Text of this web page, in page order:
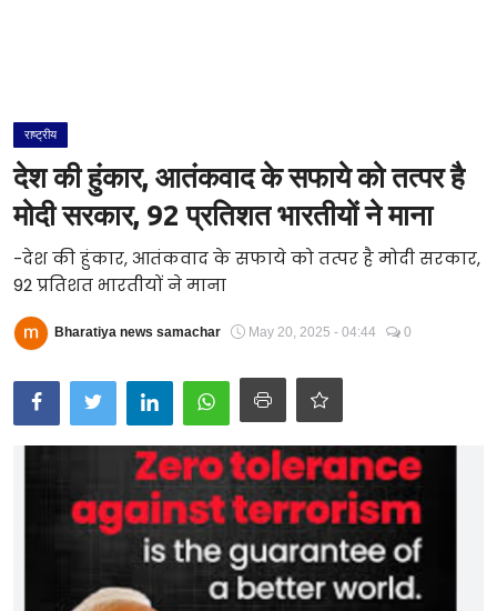
जानकारियाँ
मनोरंजन
Technology
राष्ट्रीय
देश की हुंकार, आतंकवाद के सफाये को तत्पर है
मोदी सरकार, 92 प्रतिशत भारतीयों ने माना
-देश की हुंकार, आतंकवाद के सफाये को तत्पर है मोदी सरकार,
92 प्रतिशत भारतीयों ने माना
Bharatiya news samachar May 20, 2025 - 04:44 0